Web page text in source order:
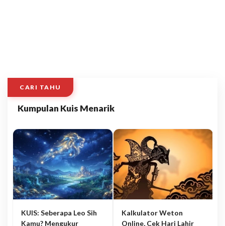
CARI TAHU
Kumpulan Kuis Menarik
KUIS: Seberapa Leo Sih
Kamu? Mengukur
Kalkulator Weton
Online, Cek Hari Lahir